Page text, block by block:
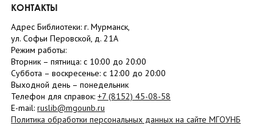
КОНТАКТЫ
Адрес Библиотеки: г. Мурманск,
ул. Софьи Перовской, д. 21А
Режим работы:
Вторник – пятница: с 10:00 до 20:00
Суббота – воскресенье: c 12:00 до 20:00
Выходной день – понедельник
Телефон для справок: +7 (8152) 45-08-58
E-mail: ruslib@mgounb.ru
Политика обработки персональных данных на сайте МГОУНБ